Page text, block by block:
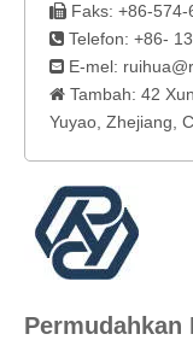
 Faks: +86-574-
 Telefon: +86-
 E-mel:
 Tambah: 42
Yuyao, Zhejiang,
Permudahkan